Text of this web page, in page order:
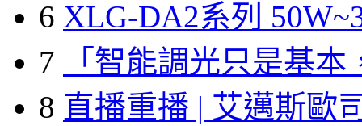
6 XLG-DA2系列
7
「智能調光只是基本
8 直播重播 | 艾邁斯歐